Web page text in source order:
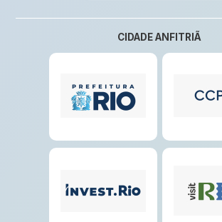
CIDADE ANFITRIÃ